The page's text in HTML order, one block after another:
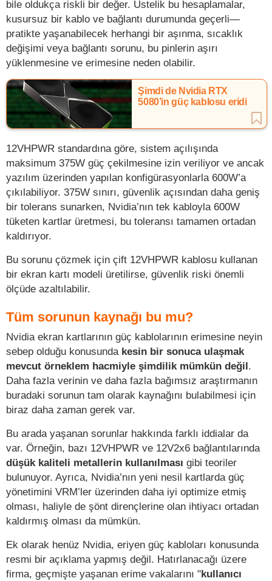
bile oldukça riskli bir değer. Üstelik bu hesaplamalar,
kusursuz bir kablo ve bağlantı durumunda geçerli—
pratikte yaşanabilecek herhangi bir aşınma, sıcaklık
değişimi veya bağlantı sorunu, bu pinlerin aşırı
yüklenmesine ve erimesine neden olabilir.
Şimdi de Nvidia RTX
5080’in güç kablosu eridi
12VHPWR standardına göre, sistem açılışında
maksimum 375W güç çekilmesine izin veriliyor ve ancak
yazılım üzerinden yapılan konfigürasyonlarla 600W’a
çıkılabiliyor. 375W sınırı, güvenlik açısından daha geniş
bir tolerans sunarken, Nvidia’nın tek kabloyla 600W
tüketen kartlar üretmesi, bu toleransı tamamen ortadan
kaldırıyor.
Bu sorunu çözmek için çift 12VHPWR kablosu kullanan
bir ekran kartı modeli üretilirse, güvenlik riski önemli
ölçüde azaltılabilir.
Tüm sorunun kaynağı bu mu?
Nvidia ekran kartlarının güç kablolarının erimesine neyin
sebep olduğu konusunda kesin bir sonuca ulaşmak
mevcut örneklem hacmiyle şimdilik mümkün değil.
Daha fazla verinin ve daha fazla bağımsız araştırmanın
buradaki sorunun tam olarak kaynağını bulabilmesi için
biraz daha zaman gerek var.
Bu arada yaşanan sorunlar hakkında farklı iddialar da
var. Örneğin, bazı 12VHPWR ve 12V2x6 bağlantılarında
düşük kaliteli metallerin kullanılması gibi teoriler
bulunuyor. Ayrıca, Nvidia’nın yeni nesil kartlarda güç
yönetimini VRM’ler üzerinden daha iyi optimize etmiş
olması, haliyle de şönt dirençlerine olan ihtiyacı ortadan
kaldırmış olması da mümkün.
Ek olarak henüz Nvidia, eriyen güç kabloları konusunda
resmi bir açıklama yapmış değil. Hatırlanacağı üzere
firma, geçmişte yaşanan erime vakalarını "kullanıcı